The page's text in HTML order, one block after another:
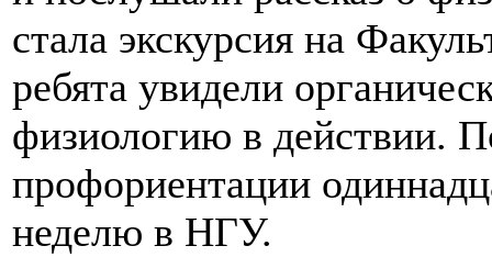
стала экскурсия на
ребята увидели
физиологию в действии.
профориентации
неделю в НГУ.